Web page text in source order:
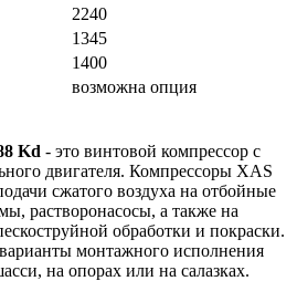
2240
1345
1400
возможна опция
Kd - это винтовой компрессор с
двигателя. Компрессоры XAS
сжатого воздуха на отбойные
растворонасосы, а также на
обработки и покраски.
монтажного исполнения
на опорах или на салазках.